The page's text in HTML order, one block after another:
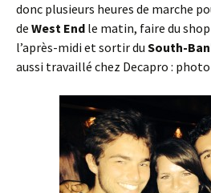
donc plusieurs heures de marche
de West End le matin, faire du
l’après-midi et sortir du South-
aussi travaillé chez Decapro :